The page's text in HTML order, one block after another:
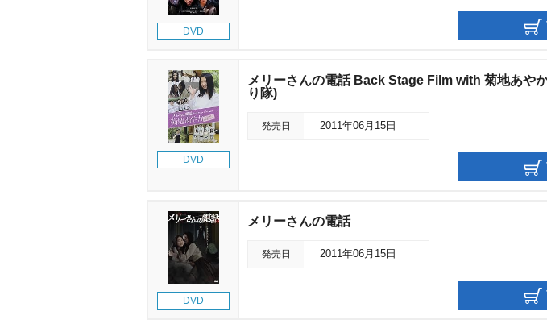
DVD
DVD
メリーさんの電話 Back Stage Film with 菊地あや
り隊)
発売日 2011年06月15日
DVD
メリーさんの電話
発売日 2011年06月15日